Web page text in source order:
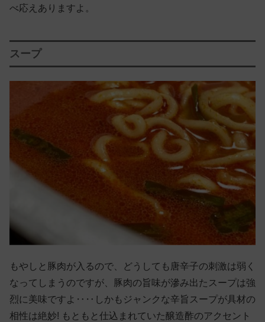
べ応えありますよ。
スープ
もやしと豚肉が入るので、どうしても唐辛子の刺激は弱く
なってしまうのですが、豚肉の旨味が滲み出たスープは強
烈に美味ですよ‥‥しかもジャンクな辛旨スープが具材の
相性は絶妙! もともと仕込まれていた醸造酢のアクセント